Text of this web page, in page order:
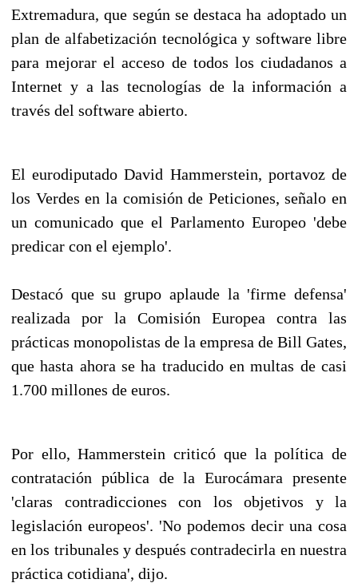
Extremadura, que según se destaca ha adoptado un
plan de alfabetización tecnológica y software libre
para mejorar el acceso de todos los ciudadanos a
Internet y a las tecnologías de la información a
través del software abierto.
El eurodiputado David Hammerstein, portavoz de
los Verdes en la comisión de Peticiones, señalo en
un comunicado que el Parlamento Europeo 'debe
predicar con el ejemplo'.
Destacó que su grupo aplaude la 'firme defensa'
realizada por la Comisión Europea contra las
prácticas monopolistas de la empresa de Bill Gates,
que hasta ahora se ha traducido en multas de casi
1.700 millones de euros.
Por ello, Hammerstein criticó que la política de
contratación pública de la Eurocámara presente
'claras contradicciones con los objetivos y la
legislación europeos'. 'No podemos decir una cosa
en los tribunales y después contradecirla en nuestra
práctica cotidiana', dijo.